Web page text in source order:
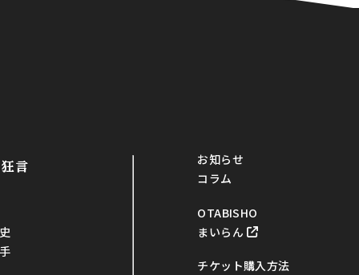
狂言
お知らせ
コラム
OTABISHO
まいらん
チケット購入方法